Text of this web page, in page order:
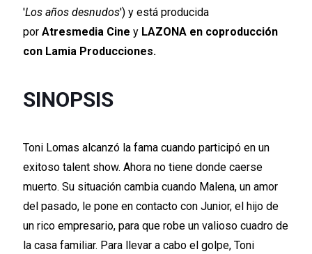
'Los años desnudos') y está producida
por Atresmedia Cine y LAZONA en coproducción
con Lamia Producciones.
SINOPSIS
Toni Lomas alcanzó la fama cuando participó en un
exitoso talent show. Ahora no tiene donde caerse
muerto. Su situación cambia cuando Malena, un amor
del pasado, le pone en contacto con Junior, el hijo de
un rico empresario, para que robe un valioso cuadro de
la casa familiar. Para llevar a cabo el golpe, Toni